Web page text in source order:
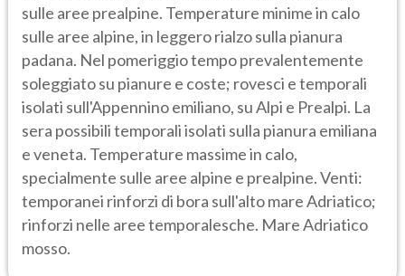
sulle aree prealpine. Temperature minime in calo
sulle aree alpine, in leggero rialzo sulla pianura
padana. Nel pomeriggio tempo prevalentemente
soleggiato su pianure e coste; rovesci e temporali
isolati sull'Appennino emiliano, su Alpi e Prealpi. La
sera possibili temporali isolati sulla pianura emiliana
e veneta. Temperature massime in calo,
specialmente sulle aree alpine e prealpine. Venti:
temporanei rinforzi di bora sull'alto mare Adriatico;
rinforzi nelle aree temporalesche. Mare Adriatico
mosso.